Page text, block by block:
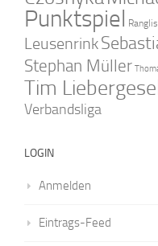
Punktspiel
Leusenrink
Stephan Müller
Tim
Verbandsliga
LOGIN
Anmelden
Eintrags-Feed